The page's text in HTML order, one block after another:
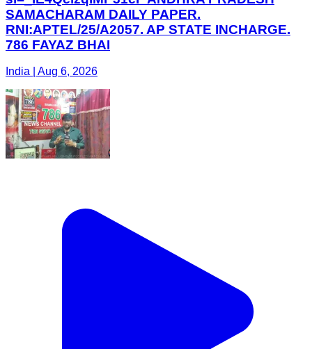
SAMACHARAM DAILY PAPER.
RNI:APTEL/25/A2057. AP STATE INCHARGE.
786 FAYAZ BHAI
India | Aug 6, 2026